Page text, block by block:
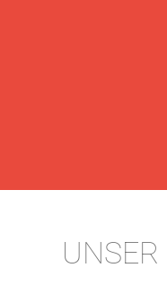
UNSER